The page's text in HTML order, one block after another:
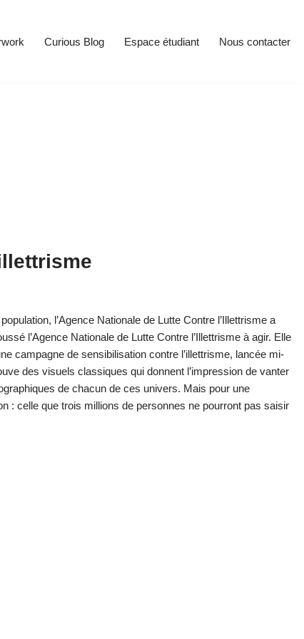
Curious Blog Espace étudiant Nous contacter
l’Agence Nationale de Lutte Contre l’Illettrisme a
l’Agence Nationale de Lutte Contre l’Illettrisme à agir. Elle
campagne de sensibilisation contre l’illettrisme, lancée mi-
des visuels classiques qui donnent l’impression de vanter
de chacun de ces univers. Mais pour une
: celle que trois millions de personnes ne pourront pas saisir